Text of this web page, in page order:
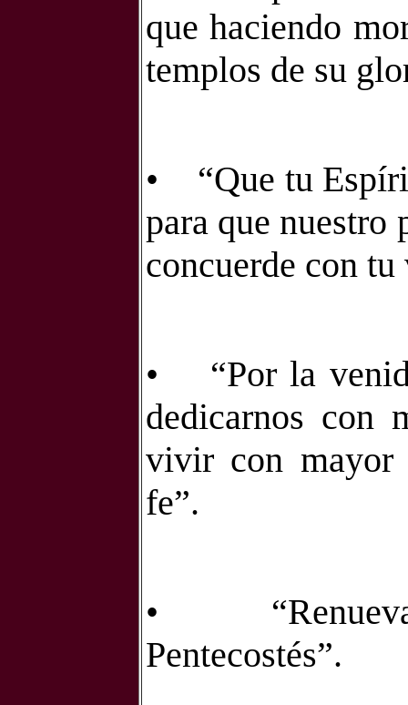
que haciendo
templos de su
•
“Que tu
para que nuestro
concuerde con
•
“Por la
dedicarnos con
vivir con mayor
fe”.
•
Pentecostés”.